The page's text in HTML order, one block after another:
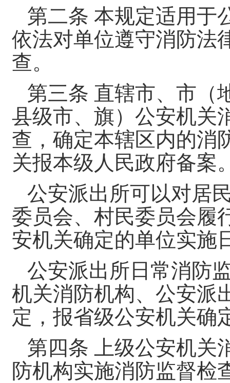
第二条 本规定适用于
依法对单位遵守消防法
查。
第三条 直辖市、市（
县级市、旗）公安机关
查，确定本辖区内的消
关报本级人民政府备案
公安派出所可以对居
委员会、村民委员会履
安机关确定的单位实施
公安派出所日常消防
机关消防机构、公安派
定，报省级公安机关确
第四条 上级公安机关
防机构实施消防监督检